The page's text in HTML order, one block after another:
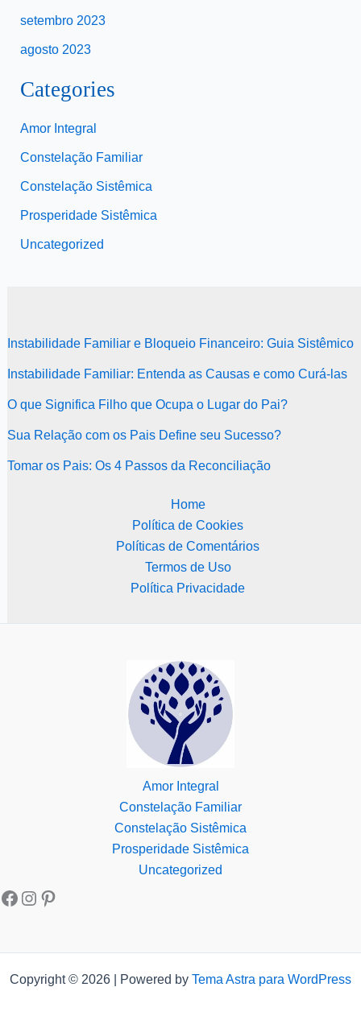
setembro 2023
agosto 2023
Categories
Amor Integral
Constelação Familiar
Constelação Sistêmica
Prosperidade Sistêmica
Uncategorized
Instabilidade Familiar e Bloqueio Financeiro: Guia Sistêmico
Instabilidade Familiar: Entenda as Causas e como Curá-las
O que Significa Filho que Ocupa o Lugar do Pai?
Sua Relação com os Pais Define seu Sucesso?
Tomar os Pais: Os 4 Passos da Reconciliação
Home
Política de Cookies
Políticas de Comentários
Termos de Uso
Política Privacidade
Amor Integral
Constelação Familiar
Constelação Sistêmica
Prosperidade Sistêmica
Uncategorized
Copyright © 2026 | Powered by Tema Astra para WordPress